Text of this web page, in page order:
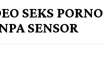
SEKS PORNO
SENSOR